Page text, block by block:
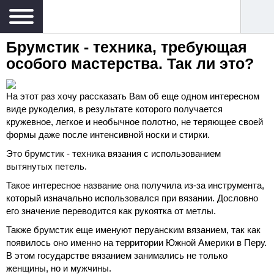
Брумстик - техника, требующая
особого мастерства. Так ли это?
На этот раз хочу рассказать Вам об еще одном интересном
виде рукоделия, в результате которого получается
кружевное, легкое и необычное полотно, не теряющее своей
формы даже после интенсивной носки и стирки.
Это брумстик - техника вязания с использованием
вытянутых петель.
Такое интересное название она получила из-за инструмента,
который изначально использовался при вязании. Дословно
его значение переводится как рукоятка от метлы.
Также брумстик еще именуют перуанским вязанием, так как
появилось оно именно на территории Южной Америки в Перу.
В этом государстве вязанием занимались не только
женщины, но и мужчины.